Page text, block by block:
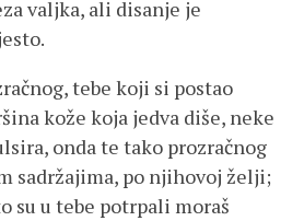
valjka, ali disanje je
tebe koji si postao
kože koja jedva diše, neke
onda te tako prozračnog
sadržajima, po njihovoj želji;
su u tebe potrpali moraš